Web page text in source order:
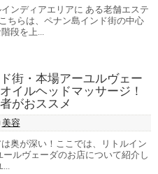
ンディアエリアに ある老舗エステ
ちらは、ペナン島インド街の中心
段を上...
街・本場アーユルヴェー
イルヘッドマッサージ！
がおススメ
美容
奥が深い！ここでは、リトルイン
ールヴェーダのお店について紹介し